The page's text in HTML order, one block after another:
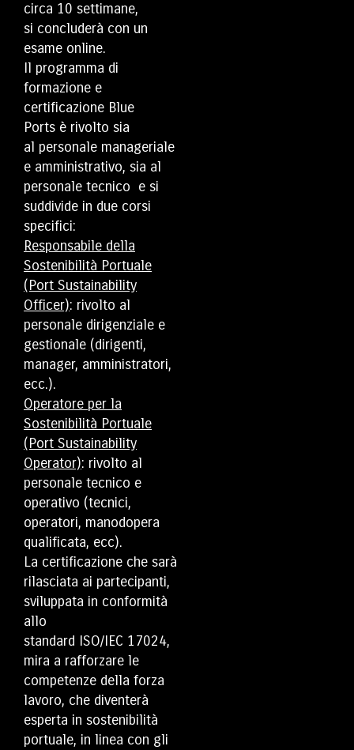
circa 10 settimane,
si concluderà con un
esame online.
Il programma di
formazione e
certificazione Blue
Ports è rivolto sia
al personale manageriale
e amministrativo, sia al
personale tecnico e si
suddivide in due corsi
specifici:
Responsabile della
Sostenibilità Portuale
(Port Sustainability
Officer): rivolto al
personale dirigenziale e
gestionale (dirigenti,
manager, amministratori,
ecc.).
Operatore per la
Sostenibilità Portuale
(Port Sustainability
Operator): rivolto al
personale tecnico e
operativo (tecnici,
operatori, manodopera
qualificata, ecc).
La certificazione che sarà
rilasciata ai partecipanti,
sviluppata in conformità
allo
standard ISO/IEC 17024,
mira a rafforzare le
competenze della forza
lavoro, che diventerà
esperta in sostenibilità
portuale, in linea con gli